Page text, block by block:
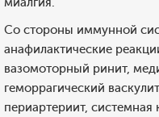
Со стороны иммунной
анафилактические
вазомоторный ринит,
геморрагический
периартериит, системная